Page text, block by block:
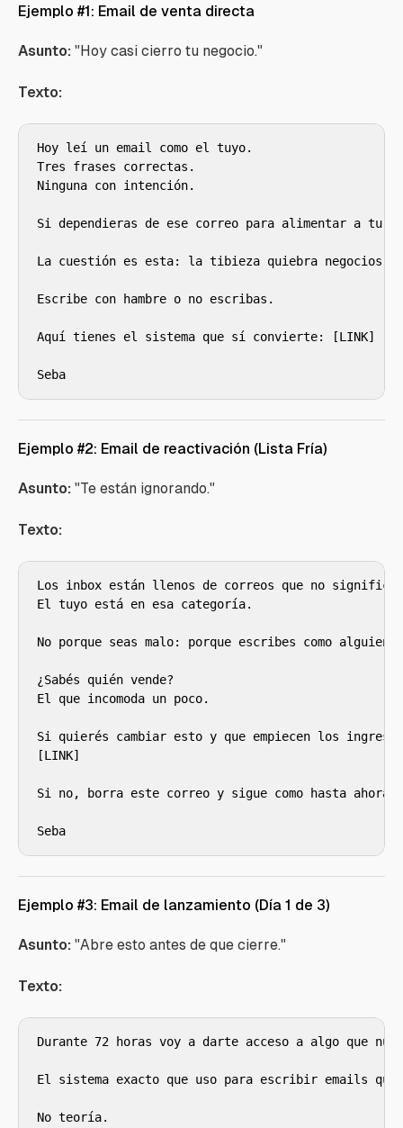
Ejemplo #1: Email de venta directa
Asunto: "Hoy casi cierro tu negocio."
Texto:
Hoy leí un email como el tuyo.
Tres frases correctas.
Ninguna con intención.
Si dependieras de ese correo para alimentar a tu
La cuestión es esta: la tibieza quiebra negocios.
Escribe con hambre o no escribas.
Aquí tienes el sistema que sí convierte: [LINK]
Seba
Ejemplo #2: Email de reactivación (Lista Fría)
Asunto: "Te están ignorando."
Texto:
Los inbox están llenos de correos que no
El tuyo está en esa categoría.
No porque seas malo: porque escribes como alguien
¿Sabés quién vende?
El que incomoda un poco.
Si quierés cambiar esto y que empiecen los
[LINK]
Si no, borra este correo y sigue como hasta ahora.
Seba
Ejemplo #3: Email de lanzamiento (Día 1 de 3)
Asunto: "Abre esto antes de que cierre."
Texto:
Durante 72 horas voy a darte acceso a algo que
El sistema exacto que uso para escribir emails
No teoría.